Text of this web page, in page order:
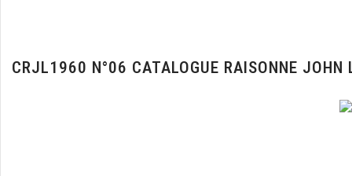
CRJL1960 N°06 CATALOGUE RAISONNE JOHN